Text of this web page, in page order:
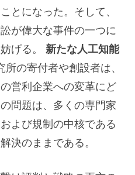
とになった。そして、
が偉大な事件の一つに
げる。 新たな人工知能
所の寄付者や創設者は、
営利企業への変革にど
問題は、多くの専門家
よび規制の中核である
決のままである。